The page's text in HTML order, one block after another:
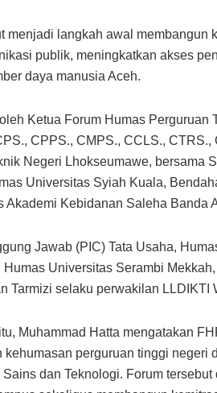
menjadi langkah awal membangun
publik, meningkatkan akses
daya manusia Aceh.
Ketua Forum Humas Perguruan
CPPS., CMPS., CCLS.,
Negeri Lhokseumawe, bersama
Universitas Syiah Kuala,
Akademi Kebidanan Saleha Banda
Jawab (PIC) Tata Usaha,
Humas Universitas Serambi
Tarmizi selaku perwakilan LLDIKTI
Muhammad Hatta mengatakan
kehumasan perguruan tinggi negeri
dan Teknologi. Forum